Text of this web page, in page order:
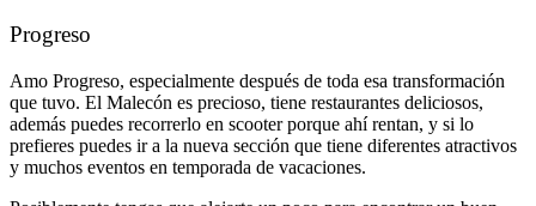
Progreso
Amo Progreso, especialmente después de toda esa transformación
que tuvo. El Malecón es precioso, tiene restaurantes deliciosos,
además puedes recorrerlo en scooter porque ahí rentan, y si lo
prefieres puedes ir a la nueva sección que tiene diferentes atractivos
y muchos eventos en temporada de vacaciones.